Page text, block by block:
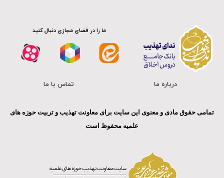
ما را در فضای مجازی دنبال کنید
درباره ما تماس با ما
تمامی حقوق مادی و معنوی این سایت برای معاونت تهذیب و تربیت حوزه های
علمیه محفوظ است